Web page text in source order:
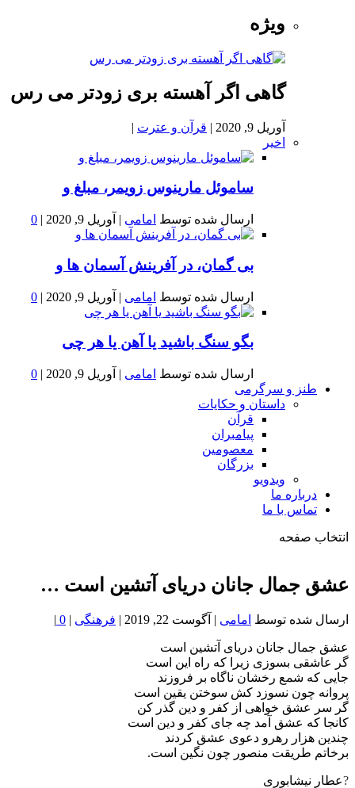
ویژه
گاهی اگر آهسته بری زودتر می رس
آوریل 9, 2020 | قرآن و عترت |
اخیر
ساموئل مارینوس زویمر، مبلغ و
ارسال شده توسط امامی | آوریل 9, 2020 |
0
بى گمان، در آفرينش آسمان ها و
ارسال شده توسط امامی | آوریل 9, 2020 |
0
بگو سنگ باشید یا آهن یا هر چی
ارسال شده توسط امامی | آوریل 9, 2020 |
0
طنز و سرگرمی
داستان و حکایات
قرآن
پیامبران
معصومین
بزرگان
ویدویو
درباره ما
تماس با ما
انتخاب صفحه
خون
شمال
عشق جمال جانان دریای آتشین است …
ارسال شده توسط امامی | آگوست 22, 2019 | فرهنگی |
0
|
عشق جمال جانان دریای آتشین است
گر عاشقی بسوزی زیرا که راه این است
جایی که شمع رخشان ناگاه بر فروزند
پروانه چون نسوزد کش سوختن یقین است
گر سر عشق خواهی از کفر و دین گذر کن
کانجا که عشق آمد چه جای کفر و دین است
چندین هزار رهرو دعوی عشق کردند
برخاتم طریقت منصور چون نگین است.
?عطار نیشابوری